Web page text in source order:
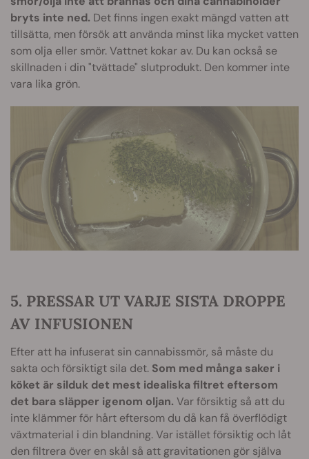
bryts inte ned. Det finns ingen exakt mängd vatten att
tillsätta, men försök att använda minst lika mycket vatten
som olja eller smör. Vattnet kokar av. Du kan också se
skillnaden i din "tvättade" slutprodukt. Den kommer inte
vara lika grön.
5. PRESSAR UT VARJE SISTA DROPPE
AV INFUSIONEN
Efter att ha infuserat sin cannabissmör, så måste du
sakta och försiktigt sila det. Som med många saker i
köket är silduk det mest idealiska filtret eftersom
det bara släpper igenom oljan. Var försiktig så att du
inte klämmer för hårt eftersom du då kan få överflödigt
växtmaterial i din blandning. Var istället försiktig och låt
den filtrera över en skål så att gravitationen gör själva